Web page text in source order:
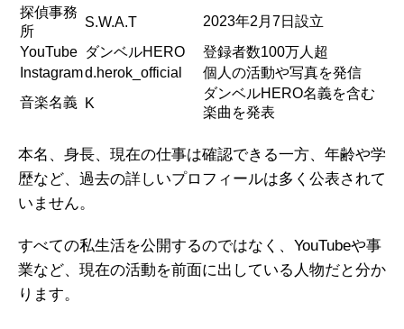
探偵事務
所
S.W.A.T
2023年2月7日設立
YouTube ダンベルHERO
登録者数100万人超
Instagramd.herok_official
個人の活動や写真を発信
音楽名義 K
ダンベルHERO名義を含む
楽曲を発表
本名、身長、現在の仕事は確認できる一方、年齢や学
歴など、過去の詳しいプロフィールは多く公表されて
いません。
すべての私生活を公開するのではなく、YouTubeや事
業など、現在の活動を前面に出している人物だと分か
ります。